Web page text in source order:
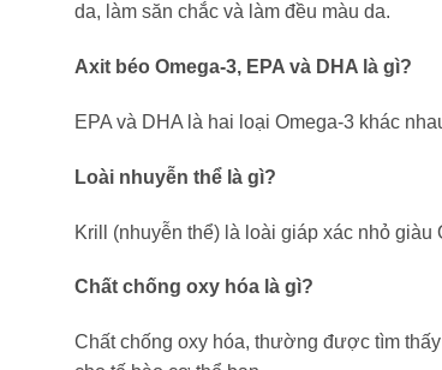
da, làm săn chắc và làm đều màu da.
Axit béo Omega-3, EPA và DHA là gì?
EPA và DHA là hai loại Omega-3 khác
Loài nhuyễn thể là gì?
Krill (nhuyễn thể) là loài giáp xác nhỏ
Chất chống oxy hóa là gì?
Chất chống oxy hóa, thường được tìm